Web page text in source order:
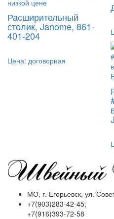
Расширительный
столик, Janome, 861-
401-204
Цена: договорная
МО, г. Егорьевск, ул.
+7(903)283-42-45;
+7(916)393-72-58